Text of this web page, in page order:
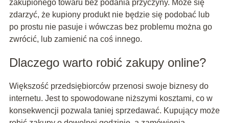
zakupionego towaru bez podania przyczyny. Może się
zdarzyć, że kupiony produkt nie będzie się podobać lub
po prostu nie pasuje i wówczas bez problemu można go
zwrócić, lub zamienić na coś innego.
Dlaczego warto robić zakupy online?
Większość przedsiębiorców przenosi swoje biznesy do
internetu. Jest to spowodowane niższymi kosztami, co w
konsekwencji pozwala taniej sprzedawać. Kupujący może